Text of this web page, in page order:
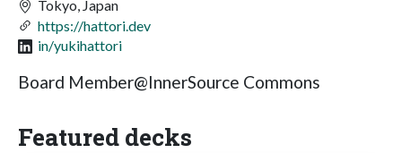
Tokyo, Japan
https://hattori.dev
in/yukihattori
Board Member@InnerSource Commons
Featured decks